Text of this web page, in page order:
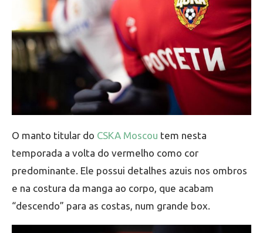
O manto titular do CSKA Moscou tem nesta
temporada a volta do vermelho como cor
predominante. Ele possui detalhes azuis nos ombros
e na costura da manga ao corpo, que acabam
“descendo” para as costas, num grande box.